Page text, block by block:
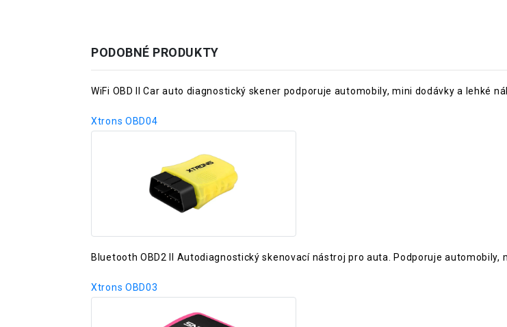
PODOBNÉ PRODUKTY
WiFi OBD II Car auto diagnostický skener podporuje automobily, mini dodávky a lehké
Xtrons OBD04
Bluetooth OBD2 II Autodiagnostický skenovací nástroj pro auta. Podporuje automobily,
Xtrons OBD03